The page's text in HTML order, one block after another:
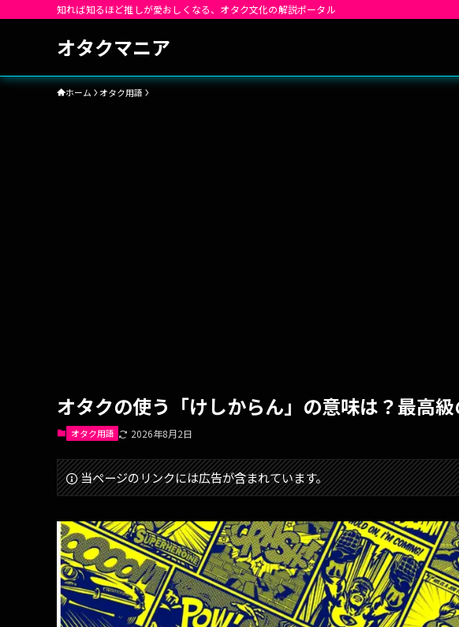
知れば知るほど推しが愛おしくなる、オタク文化の解説ポータル
オタクマニア
ホーム オタク用語
オタクの使う「けしからん」の意味は？最高
オタク用語 2026年8月2日
当ページのリンクには広告が含まれています。